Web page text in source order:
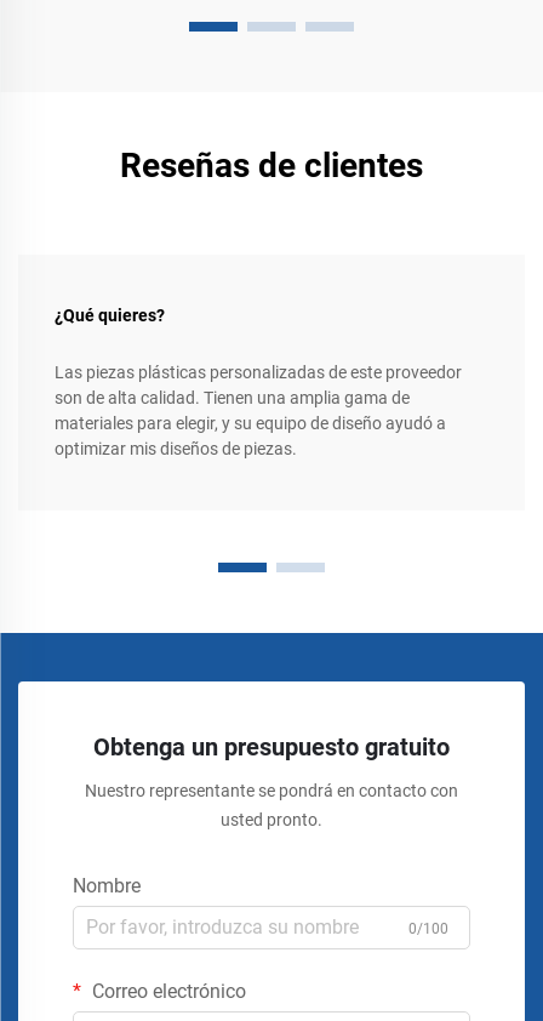
Reseñas de clientes
¿Qué quieres?
Las piezas plásticas personalizadas de este proveedor
son de alta calidad. Tienen una amplia gama de
materiales para elegir, y su equipo de diseño ayudó a
optimizar mis diseños de piezas.
Obtenga un presupuesto gratuito
Nuestro representante se pondrá en contacto con
usted pronto.
Nombre
0/100
Correo electrónico